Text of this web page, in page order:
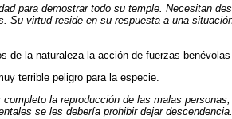
para demostrar todo su temple. Necesitan
Su virtud reside en su respuesta a una
la naturaleza la acción de fuerzas
terrible peligro para la especie.
la reproducción de las malas
se les debería prohibir dejar descendencia.